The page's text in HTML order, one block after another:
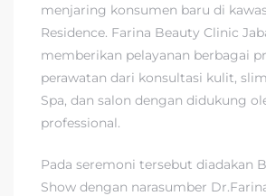
menjaring konsumen baru di
Residence. Farina Beauty Clinic
memberikan pelayanan berbagai
perawatan dari konsultasi kulit,
Spa, dan salon dengan didukung
professional.
Pada seremoni tersebut diadakan
Show dengan narasumber